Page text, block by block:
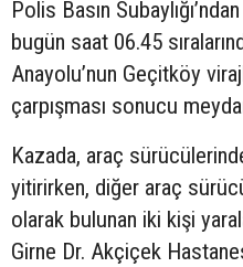
Polis Basın
bugün saat 06.45
Anayolu’nun Geçitköy
çarpışması sonucu
Kazada, araç
yitirirken, diğer araç
olarak bulunan iki kişi
Girne Dr. Akçiçek